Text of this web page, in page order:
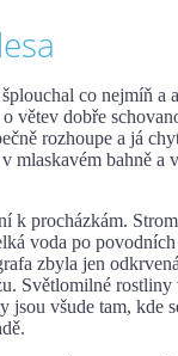
co nejmíň a
větev dobře
rozhoupe a já
mlaskavém bahně a
voda po
zbyla jen
Světlomilné
jsou všude tam, kde